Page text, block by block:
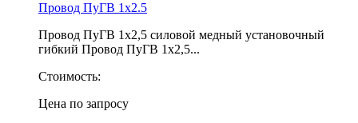
Провод ПуГВ 1х2.5
Провод ПуГВ 1х2,5 силовой медный установочный
гибкий Провод ПуГВ 1х2,5...
Стоимость:
Цена по запросу